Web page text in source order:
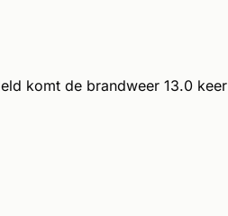
komt de brandweer 13.0 keer